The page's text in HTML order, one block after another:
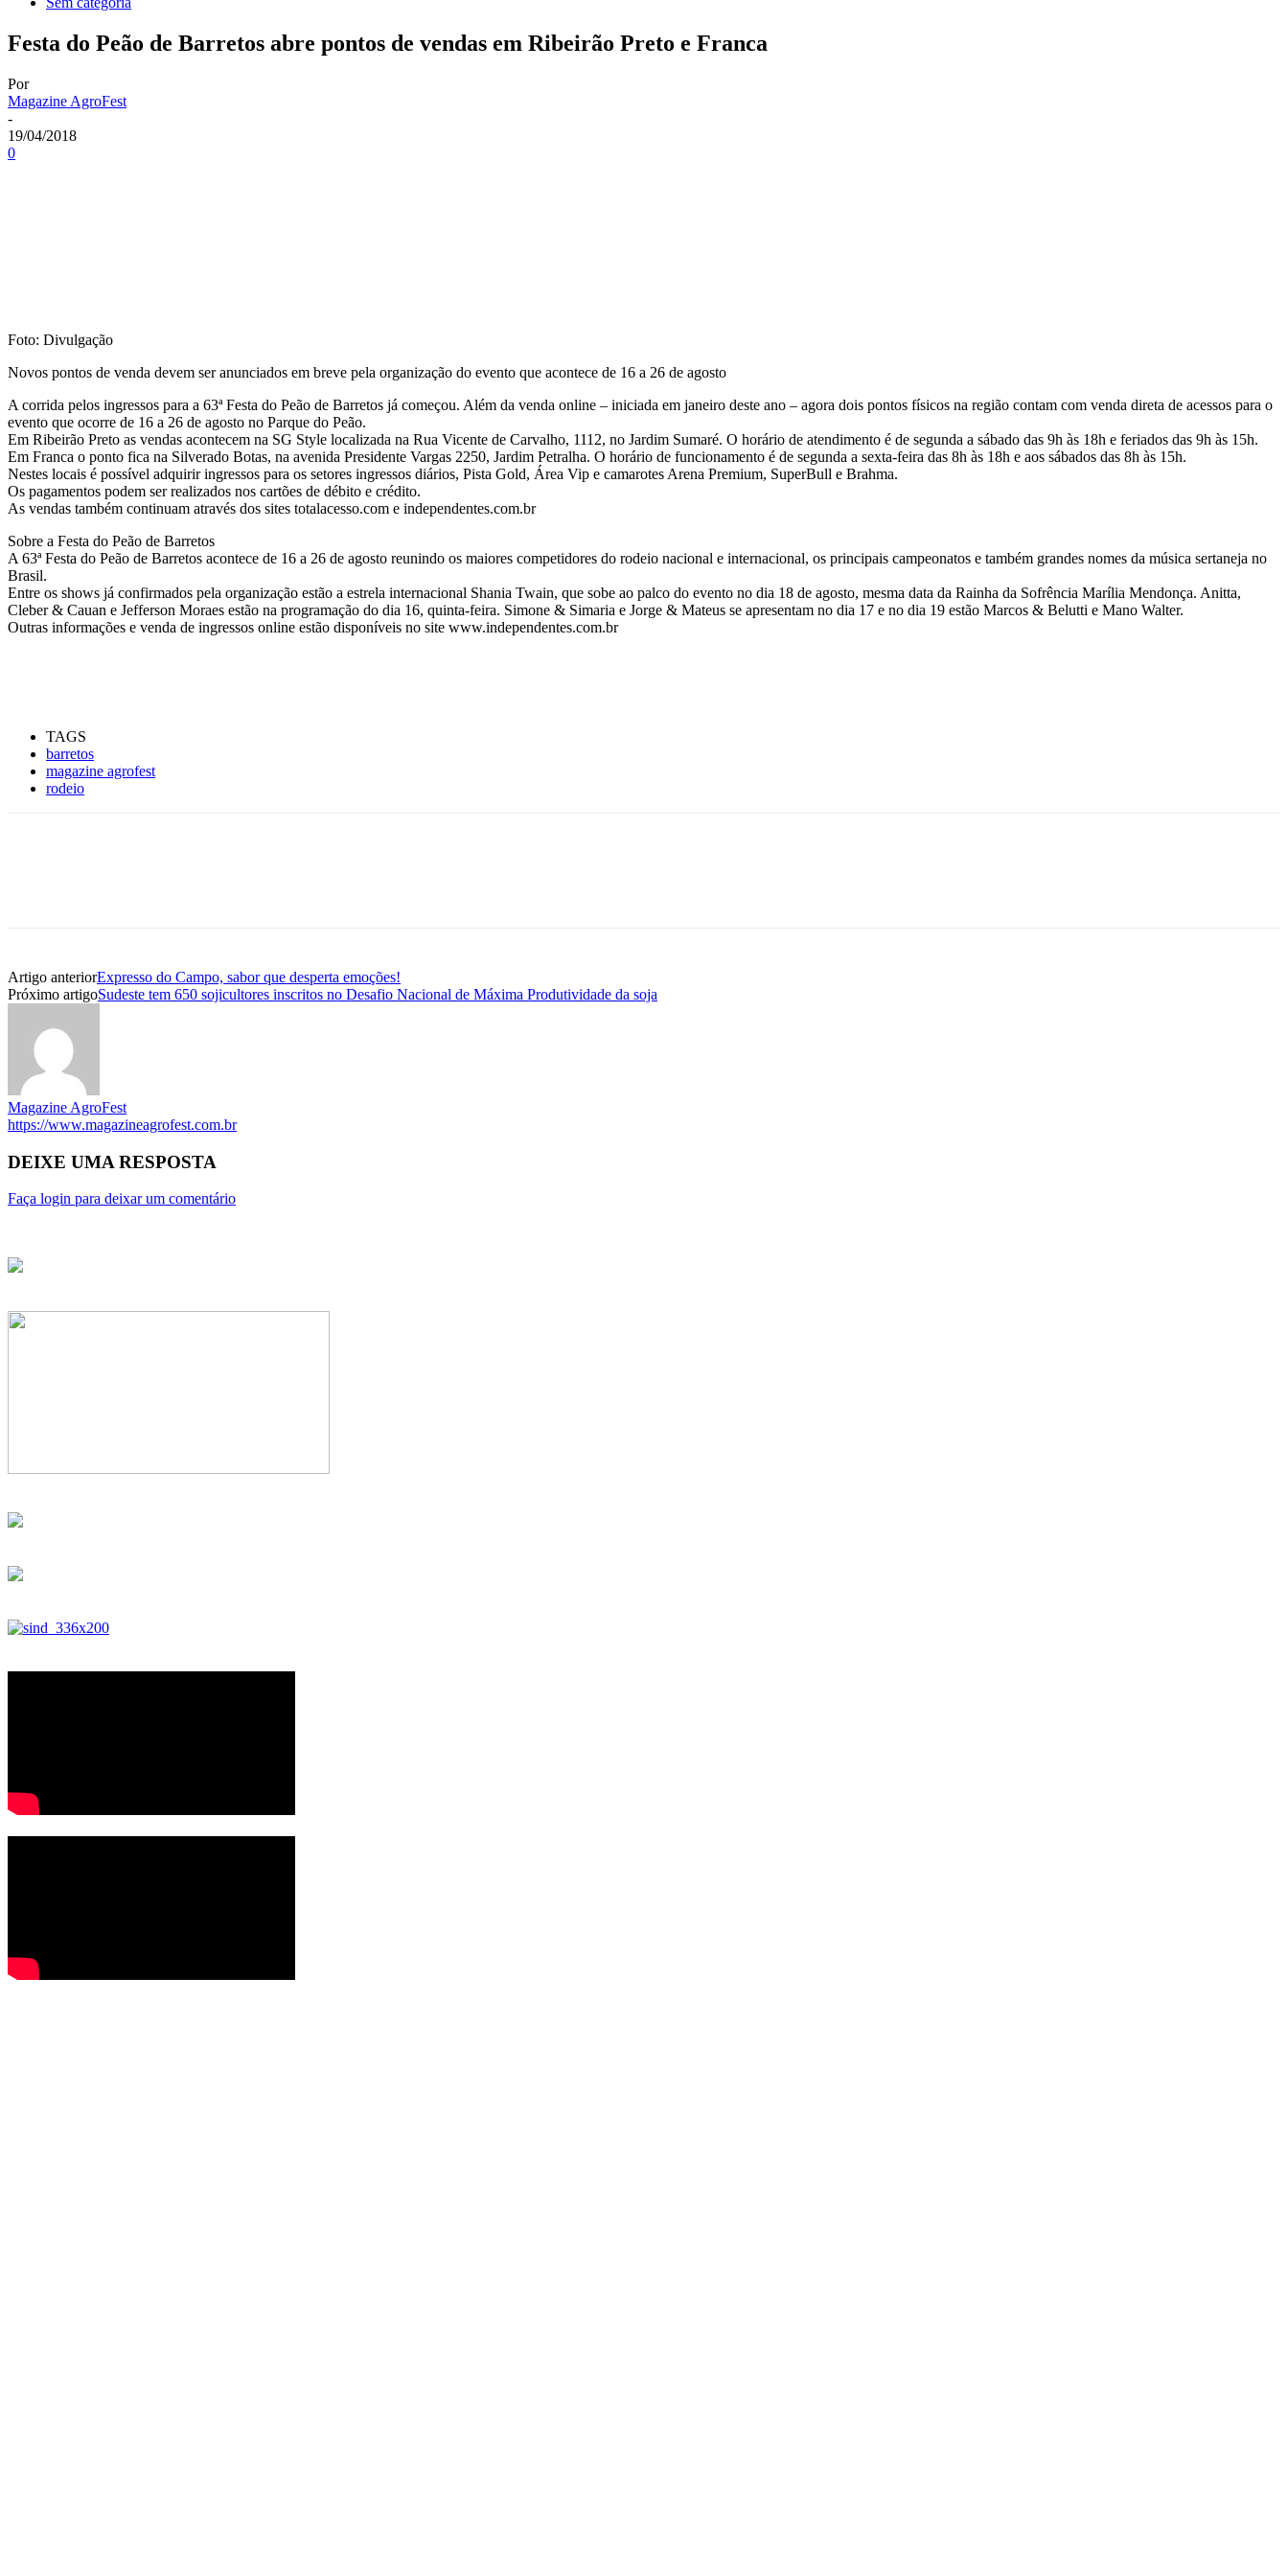
Festa do Peão de Barretos abre pontos de vendas em Ribeirão Preto e Franca
Por
Magazine AgroFest
-
19/04/2018
0
Foto: Divulgação
Novos pontos de venda devem ser anunciados em breve pela organização do evento que acontece de 16 a 26 de agosto
A corrida pelos ingressos para a 63ª Festa do Peão de Barretos já começou. Além da venda online – iniciada em janeiro deste ano – agora dois pontos físicos na região contam com venda direta de acessos para o
evento que ocorre de 16 a 26 de agosto no Parque do Peão.
Em Ribeirão Preto as vendas acontecem na SG Style localizada na Rua Vicente de Carvalho, 1112, no Jardim Sumaré. O horário de atendimento é de segunda a sábado das 9h às 18h e feriados das 9h às 15h.
Em Franca o ponto fica na Silverado Botas, na avenida Presidente Vargas 2250, Jardim Petralha. O horário de funcionamento é de segunda a sexta-feira das 8h às 18h e aos sábados das 8h às 15h.
Nestes locais é possível adquirir ingressos para os setores ingressos diários, Pista Gold, Área Vip e camarotes Arena Premium, SuperBull e Brahma.
Os pagamentos podem ser realizados nos cartões de débito e crédito.
As vendas também continuam através dos sites totalacesso.com e independentes.com.br
Sobre a Festa do Peão de Barretos
A 63ª Festa do Peão de Barretos acontece de 16 a 26 de agosto reunindo os maiores competidores do rodeio nacional e internacional, os principais campeonatos e também grandes nomes da música sertaneja no
Brasil.
Entre os shows já confirmados pela organização estão a estrela internacional Shania Twain, que sobe ao palco do evento no dia 18 de agosto, mesma data da Rainha da Sofrência Marília Mendonça. Anitta,
Cleber & Cauan e Jefferson Moraes estão na programação do dia 16, quinta-feira. Simone & Simaria e Jorge & Mateus se apresentam no dia 17 e no dia 19 estão Marcos & Belutti e Mano Walter.
Outras informações e venda de ingressos online estão disponíveis no site www.independentes.com.br
TAGS
barretos
magazine agrofest
rodeio
Artigo anteriorExpresso do Campo, sabor que desperta emoções!
Próximo artigoSudeste tem 650 sojicultores inscritos no Desafio Nacional de Máxima Produtividade da soja
Magazine AgroFest
https://www.magazineagrofest.com.br
DEIXE UMA RESPOSTA
Faça login para deixar um comentário